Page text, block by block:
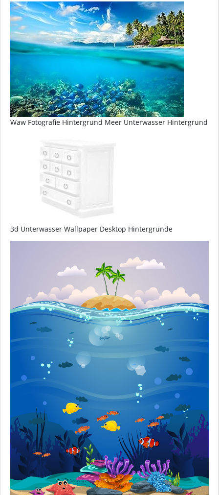
Waw Fotografie Hintergrund Meer Unterwasser Hintergrund
3d Unterwasser Wallpaper Desktop Hintergründe